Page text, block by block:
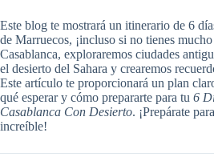
Este blog te mostrará un itinerario de 6
de Marruecos, ¡incluso si no tienes
Casablanca, exploraremos ciudades
el desierto del Sahara y crearemos
Este artículo te proporcionará un plan
qué esperar y cómo prepararte para tu 6
Casablanca Con Desierto. ¡Prepárate
increíble!